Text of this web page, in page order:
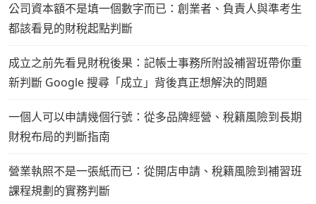
公司資本額不是填一個數字而已：創業者、負責人與準考生
都該看見的財稅起點判斷
成立之前先看見財稅後果：記帳士事務所附設補習班帶你重
新判斷 Google 搜尋「成立」背後真正想解決的問題
一個人可以申請幾個行號：從多品牌經營、稅籍風險到長期
財稅布局的判斷指南
營業執照不是一張紙而已：從開店申請、稅籍風險到補習班
課程規劃的實務判斷